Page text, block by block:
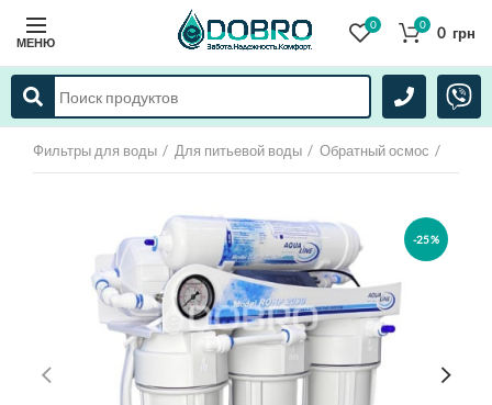
МЕНЮ
0 0 0 грн
Фильтры для воды Для питьевой воды Обратный осмос
-25%